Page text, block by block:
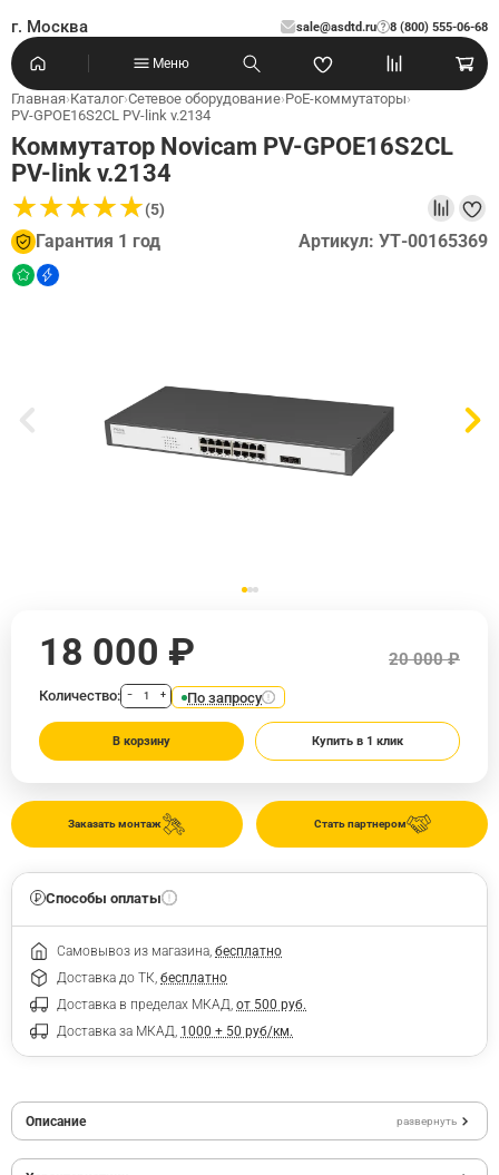
г. Москва sale@asdtd.ru 8 (800) 555-06-68
?
Меню
Главная›Каталог›Сетевое оборудование›PoE-коммутаторы›
PV-GPOE16S2CL PV-link v.2134
Коммутатор Novicam PV-GPOE16S2CL
PV-link v.2134
★★★★★
★★★★★(5)
Гарантия 1 год Артикул: УТ-00165369
Стать партнером
Заказать монтаж
18 000 ₽ 20 000 ₽
Количество: − + По запросу
В корзину Купить в 1 клик
Способы оплаты
Самовывоз из магазина, бесплатно
Доставка до ТК, бесплатно
Доставка в пределах МКАД, от 500 руб.
Доставка за МКАД, 1000 + 50 руб/км.
Описание развернуть